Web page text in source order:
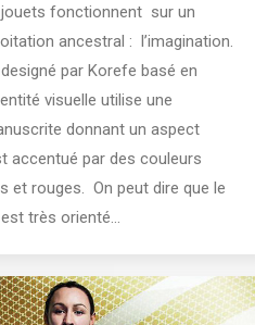
fonctionnent sur un
ancestral : l’imagination.
par Korefe basé en
visuelle utilise une
donnant un aspect
accentué par des couleurs
et rouges. On peut dire que le
très orienté…